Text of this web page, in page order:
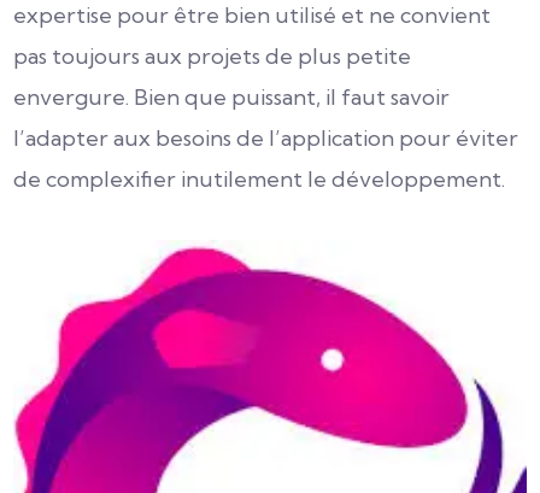
expertise pour être bien utilisé et ne convient
pas toujours aux projets de plus petite
envergure. Bien que puissant, il faut savoir
l’adapter aux besoins de l’application pour éviter
de complexifier inutilement le développement.